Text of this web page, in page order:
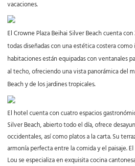
vacaciones.
El Crowne Plaza Beihai Silver Beach cuenta
todas diseñadas con una estética costera como
habitaciones están equipadas con ventanales
al techo, ofreciendo una vista panorámica del
Beach y de los jardines tropicales.
El hotel cuenta con cuatro espacios
Silver Beach, abierto todo el día, ofrece
occidentales, así como platos a la carta. Su
armonía perfecta entre la comida y el paisaje.
Lou se especializa en exquisita cocina